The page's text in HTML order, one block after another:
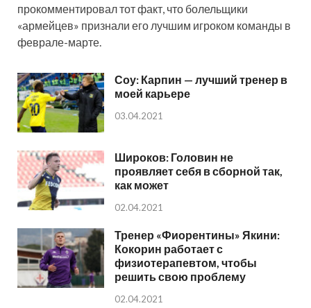
прокомментировал тот факт, что болельщики
«армейцев» признали его лучшим игроком команды в
феврале-марте.
Соу: Карпин — лучший тренер в
моей карьере
03.04.2021
Широков: Головин не
проявляет себя в сборной так,
как может
02.04.2021
Тренер «Фиорентины» Якини:
Кокорин работает с
физиотерапевтом, чтобы
решить свою проблему
02.04.2021